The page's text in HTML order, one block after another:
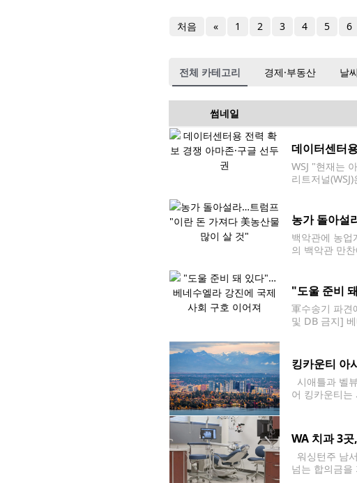
처음 « 1 2 3 4 5 6
전체 카테고리 경제·부동산 날
썸네일
데이터센터
WSJ "현재는
리트저널
농가 돌아설
백악관에 농
의 백악관 만
"도울 준비
軍수송기 파견
및 DB 금지]
킹카운티 아
시애틀과 벨
어 킹카운티는
WA 치과 3
워싱턴주 남
넘는 합의금